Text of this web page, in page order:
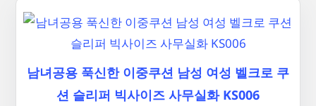
남녀공용 푹신한 이중쿠션 남성 여성 벨크로 쿠
션 슬리퍼 빅사이즈 사무실화 KS006